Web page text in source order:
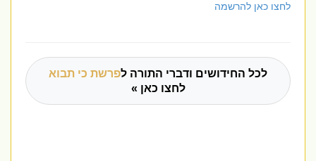
לחצו כאן להרשמה
לכל החידושים ודברי התורה לפרשת כי תבוא
לחצו כאן »